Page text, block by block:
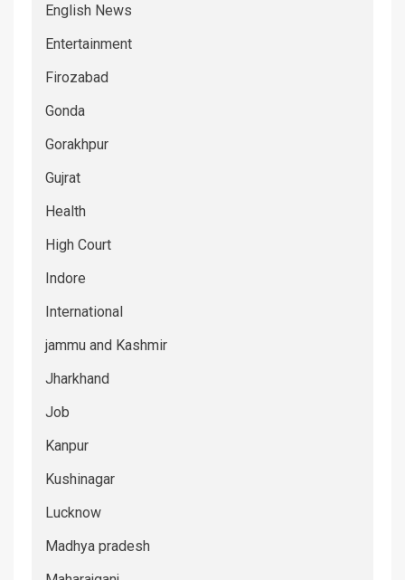
English News
Entertainment
Firozabad
Gonda
Gorakhpur
Gujrat
Health
High Court
Indore
International
jammu and Kashmir
Jharkhand
Job
Kanpur
Kushinagar
Lucknow
Madhya pradesh